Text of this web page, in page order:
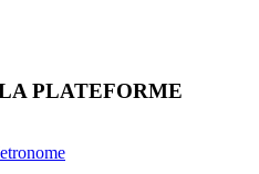
PLATEFORME